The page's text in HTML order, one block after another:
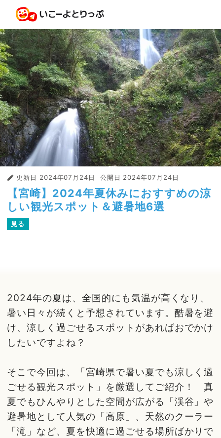
更新日 2024年07月24日 公開日 2024年07月24日
【宮崎】2024年夏休みにおすすめの涼
しい観光スポット＆避暑地6選
見る
2024年の夏は、全国的にも気温が高くなり、
暑い日々が続くと予想されています。酷暑を避
け、涼しく過ごせるスポットがあればおでかけ
したいですよね？
そこで今回は、「宮崎県で暑い夏でも涼しく過
ごせる観光スポット」を厳選してご紹介！ 真
夏でもひんやりとした空間が広がる「渓谷」や
避暑地として人気の「高原」、天然のクーラー
「滝」など、夏を快適に過ごせる場所ばかりで